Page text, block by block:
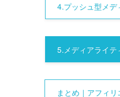
4.プッシュ型メデ
5.メディアライテ
まとめ｜アフィ